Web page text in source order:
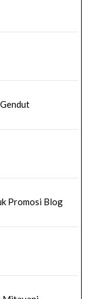
Promosi Blog